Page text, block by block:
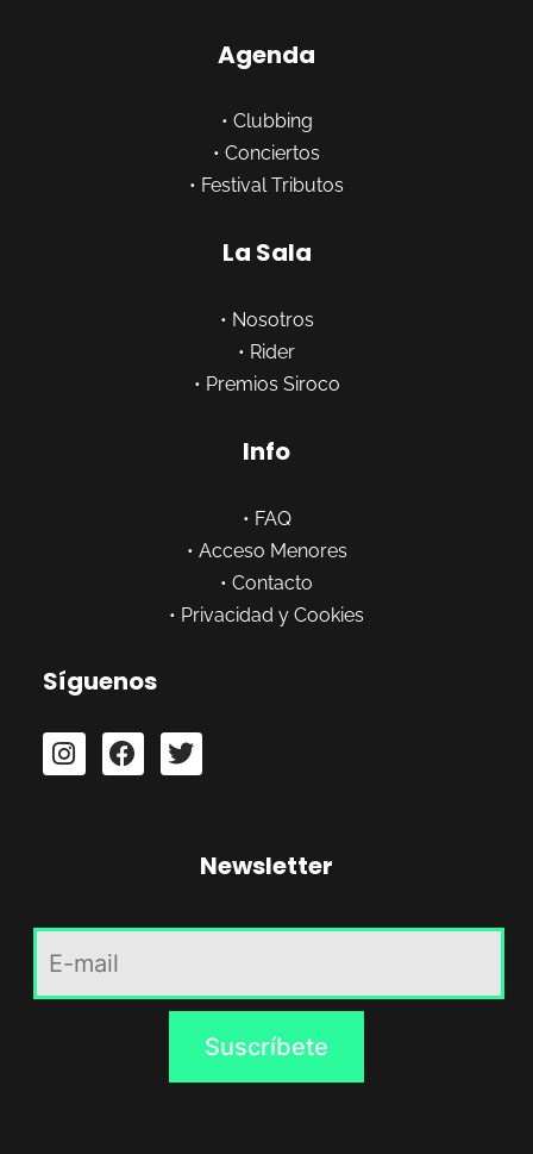
Agenda
• Clubbing
• Conciertos
• Festival Tributos
La Sala
• Nosotros
• Rider
• Premios Siroco
Info
• FAQ
• Acceso Menores
• Contacto
• Privacidad y Cookies
Síguenos
Newsletter